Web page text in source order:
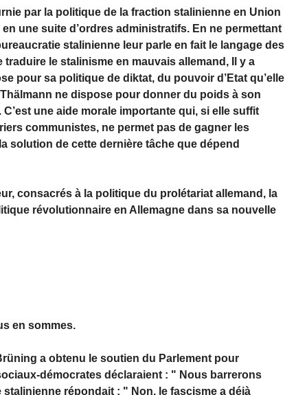
par la politique de la fraction stalinienne en Union
une suite d’ordres administratifs. En ne permettant
stalinienne leur parle en fait le langage des
le stalinisme en mauvais allemand, Il y a
pour sa politique de diktat, du pouvoir d’Etat qu’elle
ne dispose pour donner du poids à son
une aide morale importante qui, si elle suffit
communistes, ne permet pas de gagner les
solution de cette dernière tâche que dépend
consacrés à la politique du prolétariat allemand, la
révolutionnaire en Allemagne dans sa nouvelle
en sommes.
a obtenu le soutien du Parlement pour
démocrates déclaraient : " Nous barrerons
répondait : " Non, le fascisme a déjà